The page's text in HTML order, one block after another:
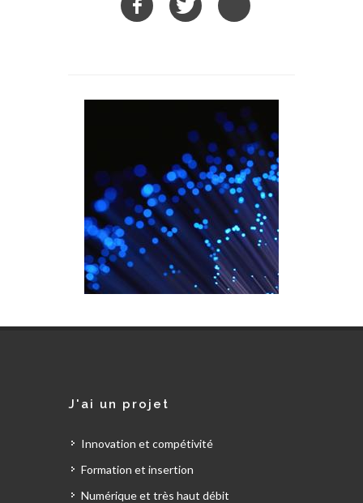
J'ai un projet
Innovation et compétivité
Formation et insertion
Numérique et très haut débit